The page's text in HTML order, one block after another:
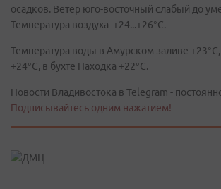
осадков. Ветер юго-восточный слабый до
Температура воздуха +24...+26°C.
Температура воды в Амурском заливе
+24°C, в бухте Находка +22°C.
Новости Владивостока в Telegram -
Подписывайтесь одним нажатием!